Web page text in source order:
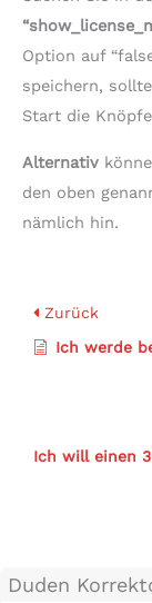
Option auf
speichern,
Start die
Alternativ
den oben
nämlich hin.
Zurück
Ich werde beim Start von
Duden